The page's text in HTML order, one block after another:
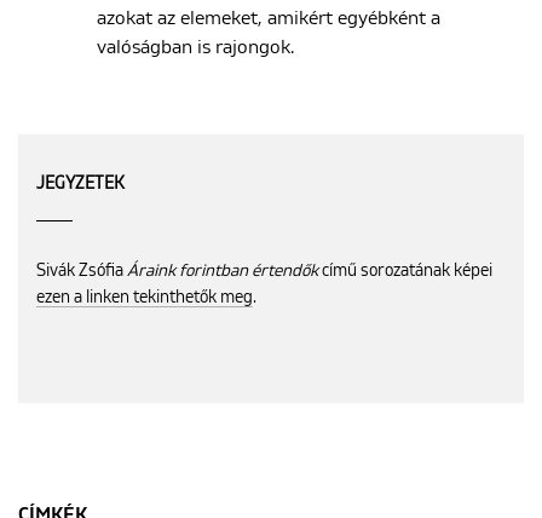
azokat az elemeket, amikért egyébként a
valóságban is rajongok.
JEGYZETEK
Sivák Zsófia Áraink forintban értendőkcímű sorozatának képei
ezen a linken tekinthetők meg.